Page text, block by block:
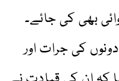
بھی کی جائے۔
کی جرات اور